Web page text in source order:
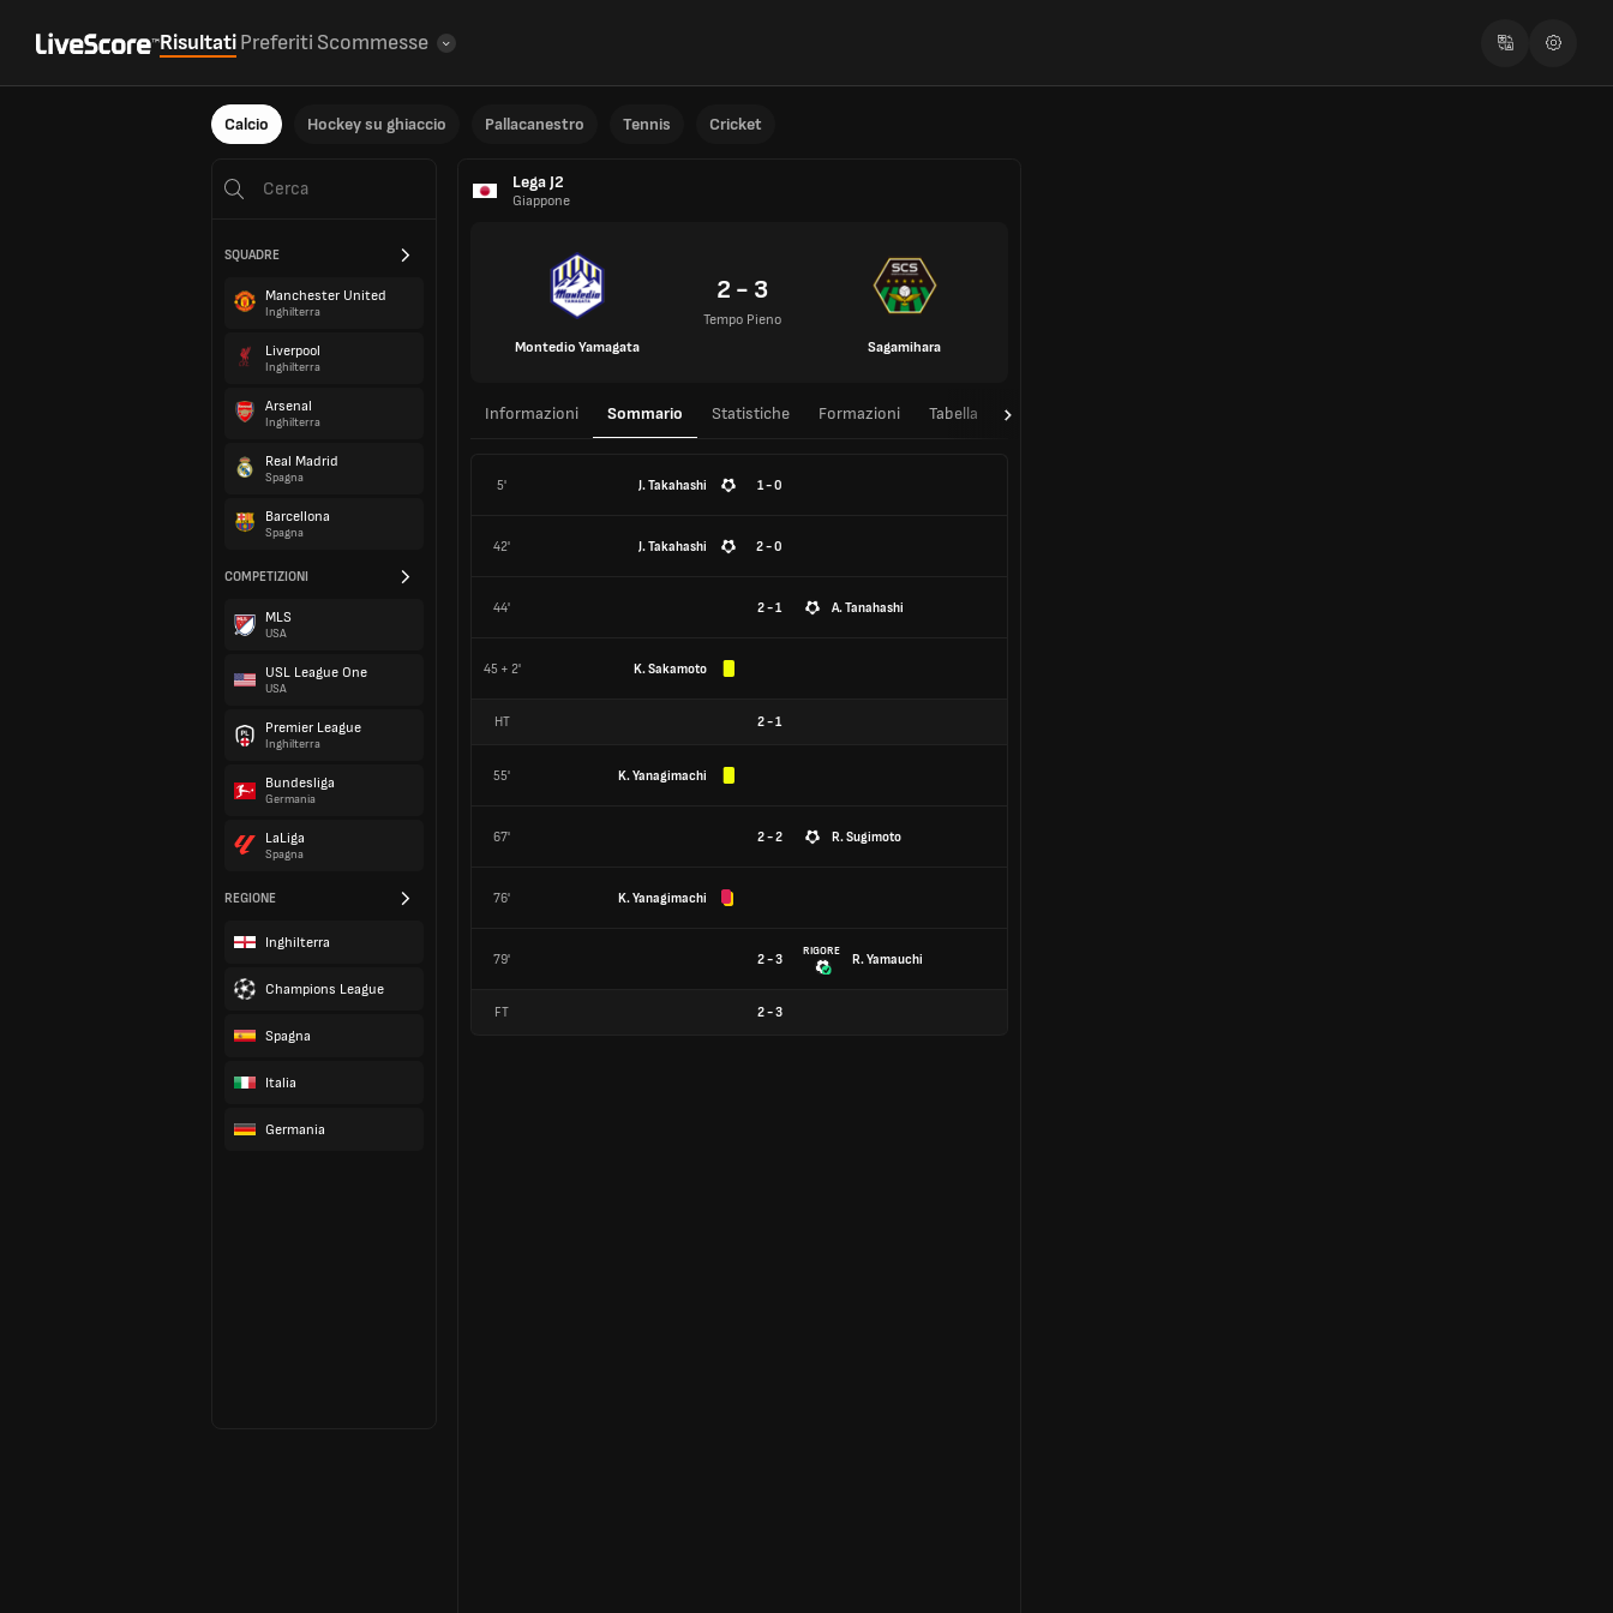
RisultatiPreferiti Scommesse
Calcio Hockey su ghiaccio Pallacanestro Tennis Cricket
SQUADRE
Manchester United
Inghilterra
Liverpool
Inghilterra
Arsenal
Inghilterra
Real Madrid
Spagna
Barcellona
Spagna
COMPETIZIONI
MLS
USA
USL League One
USA
Premier League
Inghilterra
Bundesliga
Germania
LaLiga
Spagna
REGIONE
Inghilterra
Champions League
Spagna
Italia
Germania
Lega J2
Giappone
Montedio Yamagata
2 - 3
Tempo Pieno
Sagamihara
Informazioni Sommario Statistiche Formazioni Tabella T/T
5' J. Takahashi 1 - 0
42' J. Takahashi 2 - 0
44' 2 - 1 A. Tanahashi
45 + 2' K. Sakamoto
HT 2-1
55' K. Yanagimachi
67' 2 - 2 R. Sugimoto
76' K. Yanagimachi
79' 2 - 3
RIGORE
R. Yamauchi
FT 2-3